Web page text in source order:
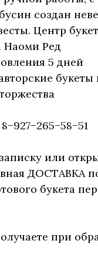
создан
Центр
Наоми Ред
5 дней
или
ДОСТАВКА
букета
при